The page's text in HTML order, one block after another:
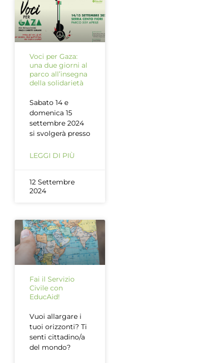
Voci per Gaza:
una due giorni al
parco all’insegna
della solidarietà
Sabato 14 e
domenica 15
settembre 2024
si svolgerà presso
LEGGI DI PIÙ
12 Settembre
2024
Fai il Servizio
Civile con
EducAid!
Vuoi allargare i
tuoi orizzonti? Ti
senti cittadino/a
del mondo?